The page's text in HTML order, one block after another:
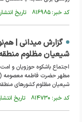
کد خبر: ۸۱۶۹۸۵ تاریخ انتشار : ۱۴۰۵/۰۳/۱۹
گزارش میدانی |
شیعیان مظلوم
اجتماع باشکوه حوزویان و
مطهر حضرت فاطمه معصومه
شیعیان مظلوم کشور‌های
کد خبر: ۸۱۴۷۳۰ تاریخ انتشار : ۱۴۰۵/۰۲/۲۶